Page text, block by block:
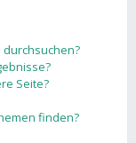
durchsuchen?
Seite?
finden?